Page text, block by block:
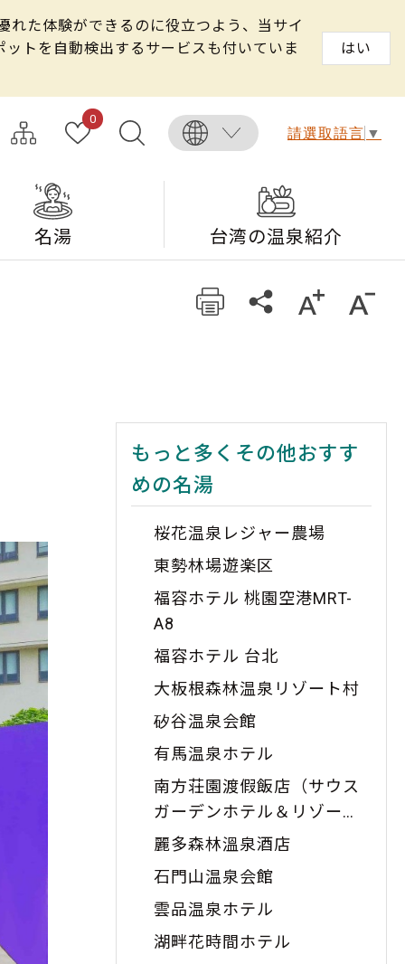
た体験ができるのに役立つよう、当サイ
トを自動検出するサービスも付いていま
はい
0
請選取語言 ▼
名湯 台湾の温泉紹介
もっと多くその他おすす
めの名湯
桜花温泉レジャー農場
東勢林場遊楽区
福容ホテル 桃園空港MRT-
A8
福容ホテル 台北
大板根森林温泉リゾート村
矽谷温泉会館
有馬温泉ホテル
南方荘園渡假飯店（サウス
ガーデンホテル＆リゾー
ト）
麗多森林溫泉酒店
石門山温泉会館
雲品温泉ホテル
湖畔花時間ホテル